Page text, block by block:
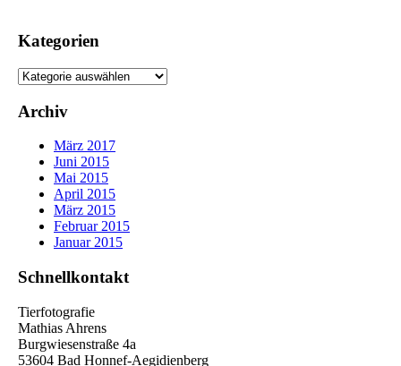
Kategorien
Kategorien
Archiv
März 2017
Juni 2015
Mai 2015
April 2015
März 2015
Februar 2015
Januar 2015
Schnellkontakt
Tierfotografie
Mathias Ahrens
Burgwiesenstraße 4a
53604 Bad Honnef-Aegidienberg